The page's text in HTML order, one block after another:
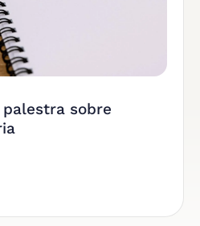
sobre